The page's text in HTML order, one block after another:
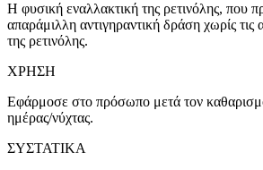
Η φυσική εναλλακτική της ρετινόλης, που
απαράμιλλη αντιγηραντική δράση χωρίς τις
της ρετινόλης.
ΧΡΗΣΗ
Εφάρμοσε στο πρόσωπο μετά τον
ημέρας/νύχτας.
ΣΥΣΤΑΤΙΚΑ